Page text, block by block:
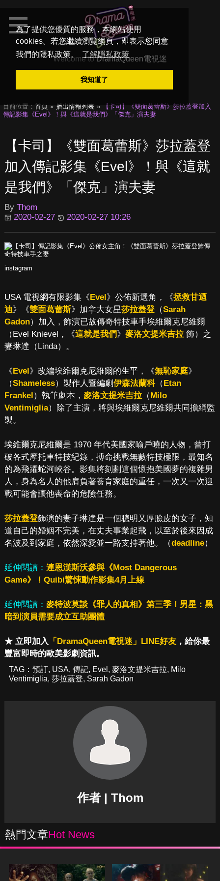
為了提供您優質的服務，本網站使用
cookies。若您繼續瀏覽網頁，即表示您同意
我們的隱私政策。
了解隱私政策
我知道了
Welcome toDramaQueen電視迷
目前位置： 首頁 播出情報列表
【卡司】《雙面葛蕾斯》莎拉蓋登加入
傳記影集《Evel》！與《這就是我們》「傑克」演夫妻
【卡司】《雙面葛蕾斯》莎拉蓋登
加入傳記影集《Evel》！與《這就
是我們》「傑克」演夫妻
By Thom
2020-02-27
2020-02-27 10:26
instagram
USA 電視網有限影集《Evel》公佈新選角，《拯救甘迺
迪》《雙面葛蕾斯》加拿大女星莎拉蓋登（Sarah
Gadon）加入，飾演已故傳奇特技車手埃維爾克尼維爾
（Evel Knievel，《這就是我們》 麥洛文提米吉拉飾）之
妻琳達（Linda）。
《Evel》改編埃維爾克尼維爾的生平，《無恥家庭》
（Shameless）製作人暨編劇伊森法蘭科（Etan
Frankel）執筆劇本， 麥洛文提米吉拉（Milo
Ventimiglia）除了主演，將與埃維爾克尼維爾共同擔綱監
製。
埃維爾克尼維爾是 1970 年代美國家喻戶曉的人物，曾打
破各式摩托車特技紀錄，搏命挑戰無數特技極限，最知名
的為飛躍蛇河峽谷。影集將刻劃這個懷抱美國夢的複雜男
人，身為名人的他肩負著養育家庭的重任，一次又一次迎
戰可能會讓他喪命的危險任務。
莎拉蓋登飾演的妻子琳達是一個聰明又厚臉皮的女子，知
道自己的婚姻不完美，在丈夫事業起飛，以至於後來因成
名波及到家庭，依然深愛並一路支持著他。（deadline）
延伸閱讀： 連恩漢斯沃參與《Most Dangerous
Game》！Quibi驚悚動作影集4月上線
延伸閱讀： 麥特波莫談《罪人的真相》第三季！男星：黑
暗到演員需要成立互助團體
★ 立即加入 「DramaQueen電視迷」LINE好友，給你最
豐富即時的歐美影劇資訊。
TAG： 預訂, USA, 傳記, Evel , 麥洛文提米吉拉, Milo
Ventimiglia, 莎拉蓋登, Sarah Gadon
作者 | Thom
熱門文章Hot News